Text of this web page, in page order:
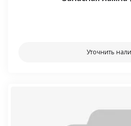
Уточнить